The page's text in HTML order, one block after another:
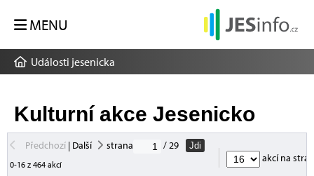
MENU
Události jesenicka
Kulturní akce Jesenicko
Předchozí| Další strana / 29
Jdi
0-16 z 464 akcí
akcí na